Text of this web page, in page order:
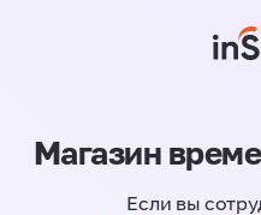
Магазин
Если вы